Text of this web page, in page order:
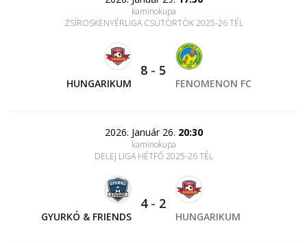
kaminokupa
ZSÍROSKENYÉRLIGA CSÜTÖRTÖK 2025-26 TÉL
HUNGARIKUM
8 - 5
FENOMENON FC
2026. Január 26. 20:30
kaminokupa
DELEJ LIGA HÉTFŐ 2025-26 TÉL
GYURKÓ & FRIENDS
4- 2
HUNGARIKUM